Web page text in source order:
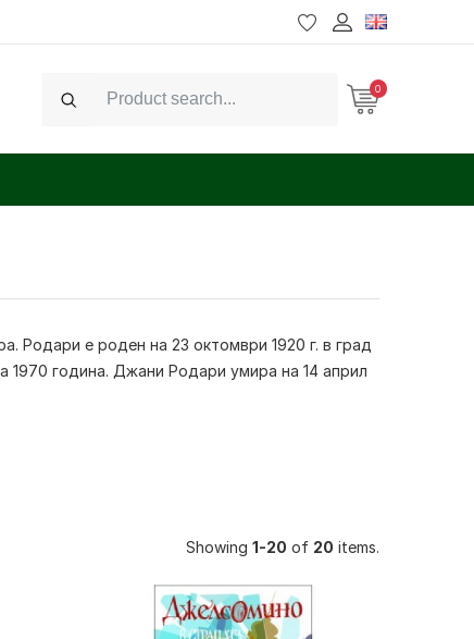
Search
0
Родари е роден на 23 октомври 1920 г. в град
1970 година. Джани Родари умира на 14 април
Showing 1-20 of 20 items.